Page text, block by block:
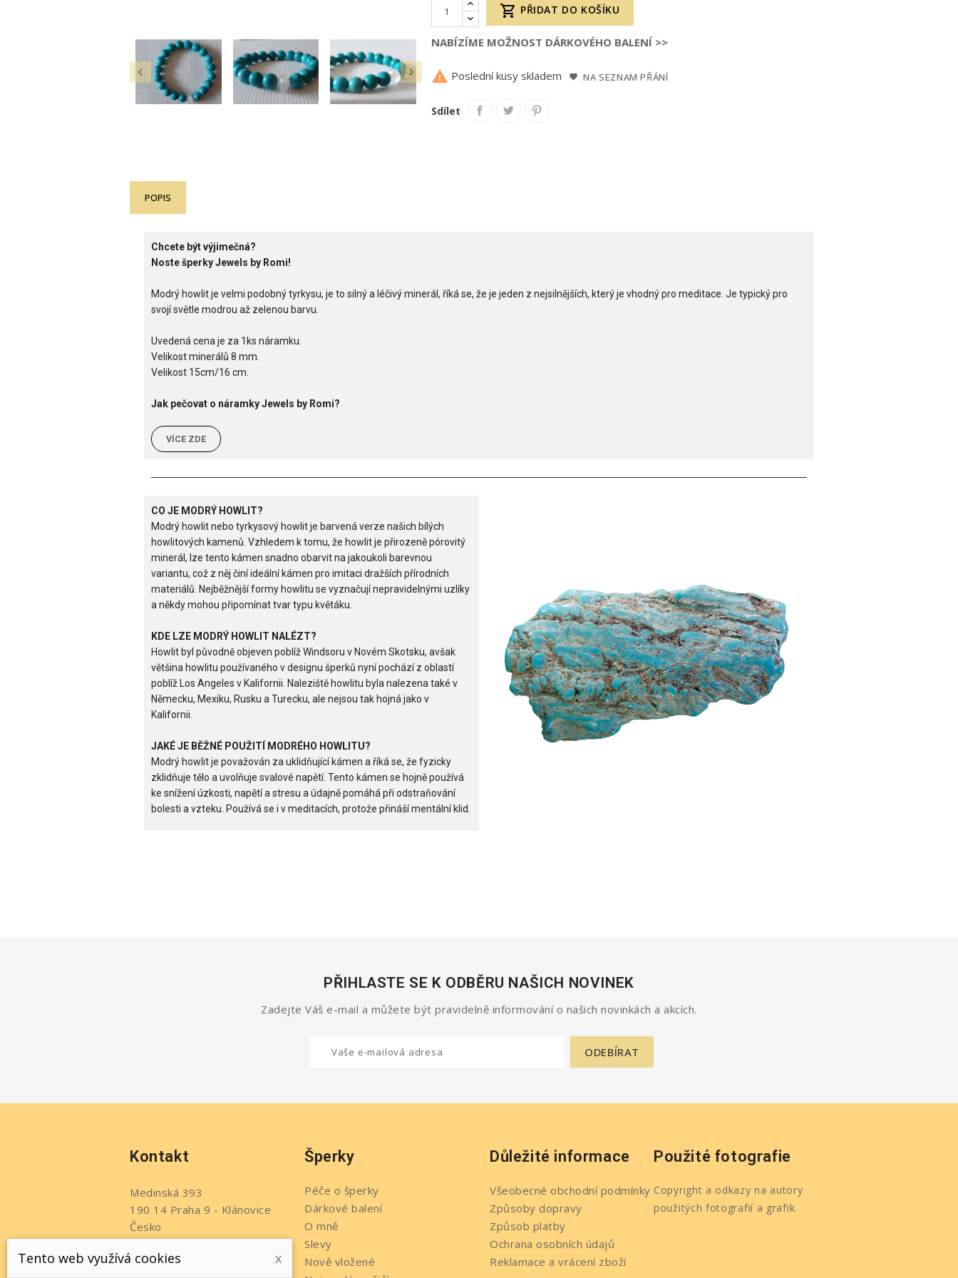
 
 PŘIDAT DO KOŠÍKU
NABÍZÍME MOŽNOST DÁRKOVÉHO BALENÍ >>
 Poslední kusy skladem NA SEZNAM PŘÁNÍ
Sdílet
POPIS
Chcete být výjimečná?
Noste šperky Jewels by Romi!
Modrý howlit je velmi podobný tyrkysu, je to silný a léčivý minerál, říká se, že je jeden z nejsilnějších, který je vhodný pro meditace. Je typický pro
svojí světle modrou až zelenou barvu.
Uvedená cena je za 1ks náramku.
Velikost minerálů 8 mm.
Velikost 15cm/16 cm.
Jak pečovat o náramky Jewels by Romi?
VÍCE ZDE
CO JE MODRÝ HOWLIT?
Modrý howlit nebo tyrkysový howlit je barvená verze našich bílých
howlitových kamenů. Vzhledem k tomu, že howlit je přirozeně pórovitý
minerál, lze tento kámen snadno obarvit na jakoukoli barevnou
variantu, což z něj činí ideální kámen pro imitaci dražších přírodních
materiálů. Nejběžnější formy howlitu se vyznačují nepravidelnými uzlíky
a někdy mohou připomínat tvar typu květáku.
KDE LZE MODRÝ HOWLIT NALÉZT?
Howlit byl původně objeven poblíž Windsoru v Novém Skotsku, avšak
většina howlitu používaného v designu šperků nyní pochází z oblastí
poblíž Los Angeles v Kalifornii. Naleziště howlitu byla nalezena také v
Německu, Mexiku, Rusku a Turecku, ale nejsou tak hojná jako v
Kalifornii.
JAKÉ JE BĚŽNÉ POUŽITÍ MODRÉHO HOWLITU?
Modrý howlit je považován za uklidňující kámen a říká se, že fyzicky
zklidňuje tělo a uvolňuje svalové napětí. Tento kámen se hojně používá
ke snížení úzkosti, napětí a stresu a údajně pomáhá při odstraňování
bolesti a vzteku. Používá se i v meditacích, protože přináší mentální klid.
PŘIHLASTE SE K ODBĚRU NAŠICH NOVINEK
Zadejte Váš e-mail a můžete být pravidelně informování o našich novinkách a akcích.
Kontakt
Medinská 393
190 14 Praha 9 - Klánovice
Česko
Telefon:
Šperky
Péče o šperky
Dárkové balení
O mně
Slevy
Nově vložené
Důležité informace
Všeobecné obchodní podmínky
Způsoby dopravy
Způsob platby
Ochrana osobních údajů
Reklamace a vrácení zboží
Použité fotografie
Copyright a odkazy na autory
použitých fotografií a grafik.
Tento web využívá cookies x